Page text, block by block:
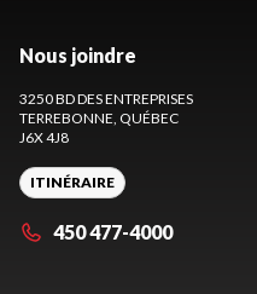
Nous joindre
3250 BD DES ENTREPRISES
TERREBONNE, QUÉBEC
J6X 4J8
ITINÉRAIRE
450 477-4000